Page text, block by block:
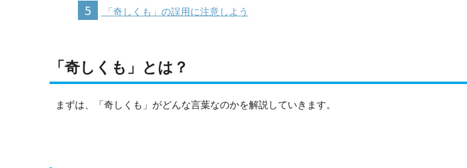
5 「奇しくも」の誤用に注意しよう
「奇しくも」とは？
まずは、「奇しくも」がどんな言葉なのかを解説していきます。